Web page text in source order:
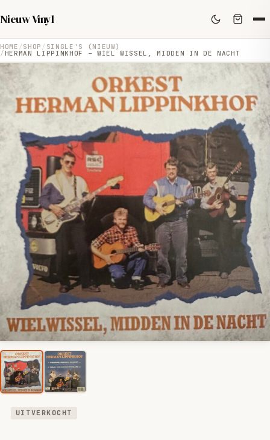
Nieuw Vinyl
HOME SHOP SINGLE'S (NIEUW)
HERMAN LIPPINKHOF – WIEL WISSEL, MIDDEN IN DE NACHT
UITVERKOCHT